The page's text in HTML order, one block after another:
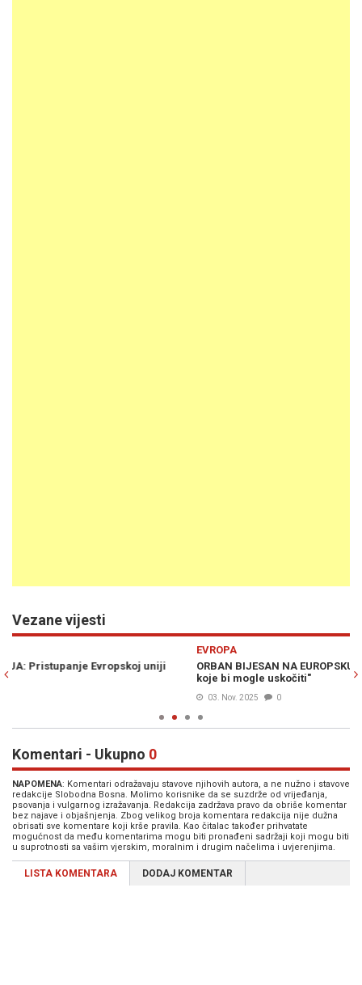
Vezane vijesti
ORBAN BIJESAN NA EUROPSKU UNIJU: "Nema drugih naivčina
Komentari - Ukupno 0
NAPOMENA: Komentari odražavaju stavove njihovih autora, a ne nužno i stavove
redakcije Slobodna Bosna. Molimo korisnike da se suzdrže od vrijeđanja,
psovanja i vulgarnog izražavanja. Redakcija zadržava pravo da obriše komentar
bez najave i objašnjenja. Zbog velikog broja komentara redakcija nije dužna
obrisati sve komentare koji krše pravila. Kao čitalac također prihvatate
mogućnost da među komentarima mogu biti pronađeni sadržaji koji mogu biti
u suprotnosti sa vašim vjerskim, moralnim i drugim načelima i uvjerenjima.
LISTA KOMENTARA DODAJ KOMENTAR